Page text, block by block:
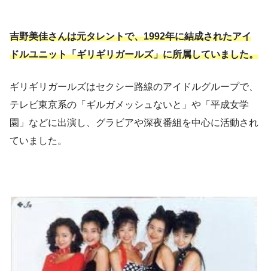
吉野美佳さんは元タレントで、1992年に結成されたアイ
ドルユニット「ギリギリガールズ」に所属していました。
ギリギリガールズはセクシー路線のアイドルグループで、
テレビ東京系の「ギルガメッシュないと」や「平成女学
園」などに出演し、グラビアや深夜番組を中心に活動され
ていました。